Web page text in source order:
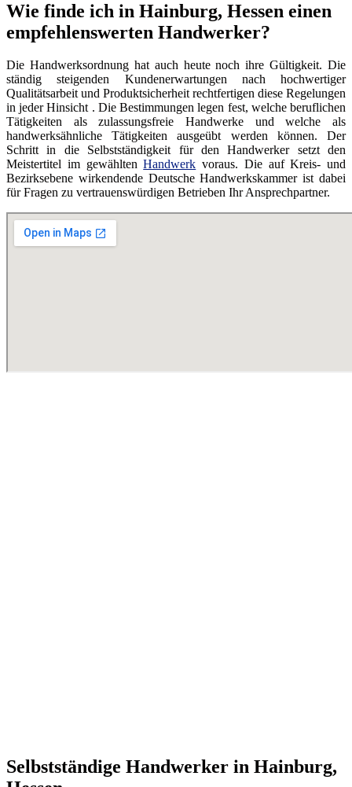
Wie finde ich in Hainburg, Hessen einen
empfehlenswerten Handwerker?
Die Handwerksordnung hat auch heute noch ihre Gültigkeit. Die
ständig steigenden Kundenerwartungen nach hochwertiger
Qualitätsarbeit und Produktsicherheit rechtfertigen diese Regelungen
in jeder Hinsicht . Die Bestimmungen legen fest, welche beruflichen
Tätigkeiten als zulassungsfreie Handwerke und welche als
handwerksähnliche Tätigkeiten ausgeübt werden können. Der
Schritt in die Selbstständigkeit für den Handwerker setzt den
Meistertitel im gewähltenHandwerk voraus. Die auf Kreis- und
Bezirksebene wirkendende Deutsche Handwerkskammer ist dabei
für Fragen zu vertrauenswürdigen Betrieben Ihr Ansprechpartner.
Selbstständige Handwerker in Hainburg,